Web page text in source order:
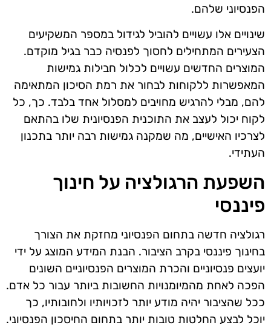
הפנסיוני שלהם.
שינויים אלו עשויים להוביל לגידול במספר המשקיעים
הצעירים המתחילים לחסוך לפנסיה כבר בגיל מוקדם.
המוצרים החדשים עשויים לכלול חבילות גמישות
המאפשרות ללקוחות לבחור את רמת הסיכון המתאימה
להם, מבלי להרגיש מחויבים למסלול אחד בלבד. כך, כל
לקוח יכול לעצב את התוכנית הפנסיונית שלו בהתאם
לצרכיו האישיים, מה שמקנה גמישות רבה יותר בתכנון
העתידי.
השפעת הרגולציה על חינוך
פיננסי
רגולציה חדשה בתחום הפנסיוני מחזקת את הצורך
בחינוך פיננסי בקרב הציבור. הבנת המידע המוצג על ידי
יועצים פנסיוניים והכרת המוצרים הפנסיוניים השונים
הפכה לאחת מהמיומנויות החשובות ביותר עבור כל אדם.
ככל שהציבור יהיה מודע יותר לזכויותיו ולחובותיו, כך
יוכל לבצע החלטות טובות יותר בתחום החיסכון הפנסיוני.